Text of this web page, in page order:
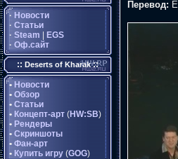
· Новости
· Статьи
· Steam
EGS
· Оф.сайт
:: Deserts of Kharak::
• Новости
• Обзор
• Статьи
• Концепт-арт (HW:SB)
• Рендеры
• Скриншоты
• Фан-арт
• Купить игру (GOG)
Перевод: